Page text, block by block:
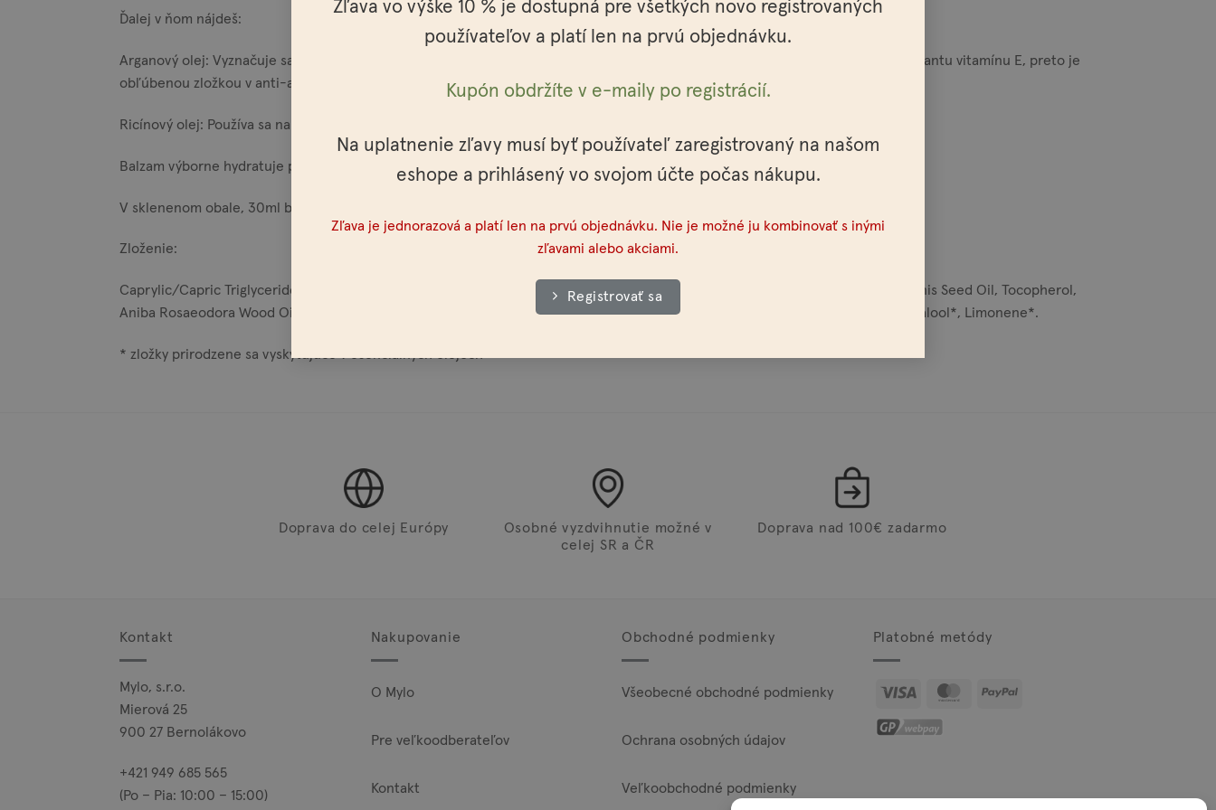
Zľava vo výške 10 % je dostupná pre všetkých novo registrovaných
používateľov a platí len na prvú objednávku.
Kupón obdržíte v e-maily po registrácií.
Na uplatnenie zľavy musí byť používateľ zaregistrovaný na našom
eshope a prihlásený vo svojom účte počas nákupu.
Zľava je jednorazová a platí len na prvú objednávku. Nie je možné ju kombinovať s inými
zľavami alebo akciami.
Registrovať sa
Ďalej v ňom nájdeš:
Arganový olej: Vyznačuje sa výbornými výživovými, regeneračnými a liečivými vlastnosťami. Obsahuje vysoké percento antioxidantu vitamínu E, preto je
obľúbenou zložkou v anti-aging kozmetike. Je obvzlášť vhodný na suché vlasy, suchú a poškodenú pokožku.
Ricínový olej: Používa sa na spevnenie vlasov zvonka, zlepšenie kvality suchých a rozštiepených vlasov a zlepšenie ich rastu.
Balzam výborne hydratuje pokožku.
V sklenenom obale, 30ml balení vhodnom aj na cesty zo sebou.
Zloženie:
Caprylic/Capric Triglyceride, Polyglycerol-3 Beeswax, Helianthus Annuus Seed Oil, Argania Spinosa Kernel Oil, Ricinus Communis Seed Oil, Tocopherol,
Aniba Rosaeodora Wood Oil , Cedrus Atlantica Oil , Piper Nigrum Oil, Pogostemon Cablin Oil, Benzyl Benzoate*, Geraniol*, Linalool*, Limonene*.
* zložky prirodzene sa vyskytujúce v esenciálnych olejoch
Doprava do celej Európy
Osobné vyzdvihnutie možné v
celej SR a ČR
Doprava nad 100€ zadarmo
Kontakt
Mylo, s.r.o.
Mierová 25
900 27 Bernolákovo
+421 949 685 565
(Po – Pia: 10:00 – 15:00)
Nakupovanie
O Mylo
Pre veľkoodberateľov
Kontakt
Obchodné podmienky
Všeobecné obchodné podmienky
Ochrana osobných údajov
Veľkoobchodné podmienky
Platobné metódy
Visa MasterCardPayPal